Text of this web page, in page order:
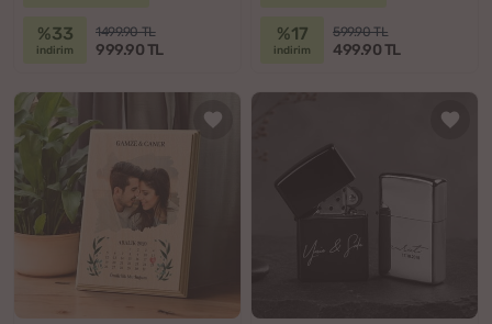
%33
indirim
1499.90 TL
999.90 TL
%17
indirim
599.90 TL
499.90 TL